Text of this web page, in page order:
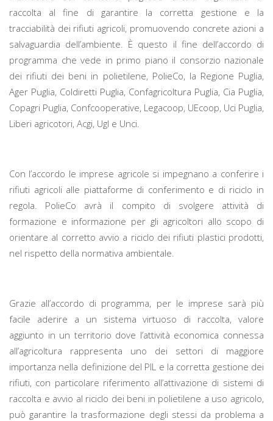
raccolta al fine di garantire la corretta gestione e la
tracciabilità dei rifiuti agricoli, promuovendo concrete azioni a
salvaguardia dell’ambiente. È questo il fine dell’accordo di
programma che vede in primo piano il consorzio nazionale
dei rifiuti dei beni in polietilene, PolieCo, la Regione Puglia,
Ager Puglia, Coldiretti Puglia, Confagricoltura Puglia, Cia Puglia,
Copagri Puglia, Confcooperative, Legacoop, UEcoop, Uci Puglia,
Liberi agricotori, Acgi, Ugl e Unci.
Con l’accordo le imprese agricole si impegnano a conferire i
rifiuti agricoli alle piattaforme di conferimento e di riciclo in
regola. PolieCo avrà il compito di svolgere attività di
formazione e informazione per gli agricoltori allo scopo di
orientare al corretto avvio a riciclo dei rifiuti plastici prodotti,
nel rispetto della normativa ambientale.
Grazie all’accordo di programma, per le imprese sarà più
facile aderire a un sistema virtuoso di raccolta, valore
aggiunto in un territorio dove l’attività economica connessa
all’agricoltura rappresenta uno dei settori di maggiore
importanza nella definizione del PIL e la corretta gestione dei
rifiuti, con particolare riferimento all’attivazione di sistemi di
raccolta e avvio al riciclo dei beni in polietilene a uso agricolo,
può garantire la trasformazione degli stessi da problema a